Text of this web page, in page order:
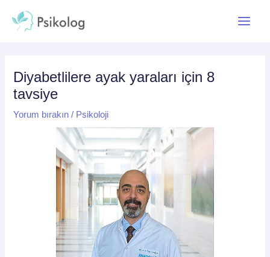
atla
Diyabetlilere ayak yaraları için 8
tavsiye
Yorum bırakın / Psikoloji
dolaşımı